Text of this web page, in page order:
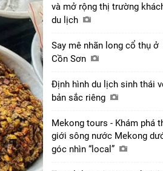
và mở rộng thị trường
du lịch
Say mê nhãn long cổ thụ ở
Cồn Sơn
Định hình du lịch sinh thái
bản sắc riêng
Mekong tours - Khám phá
giới sông nước Mekong
góc nhìn “local”